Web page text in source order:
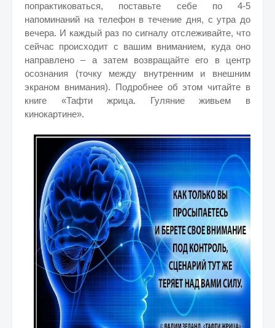
попрактиковаться, поставьте себе по 4-5
напоминаний на телефон в течение дня, с утра до
вечера. И каждый раз по сигналу отслеживайте, что
сейчас происходит с вашим вниманием, куда оно
направлено – а затем возвращайте его в центр
осознания (точку между внутренним и внешним
экраном внимания). Подробнее об этом читайте в
книге «Тафти жрица. Гуляние живьем в
кинокартине».